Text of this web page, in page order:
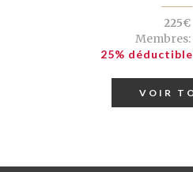
225€
Membres:
25%
VOIR